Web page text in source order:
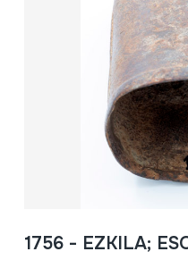
1756 - EZKILA;